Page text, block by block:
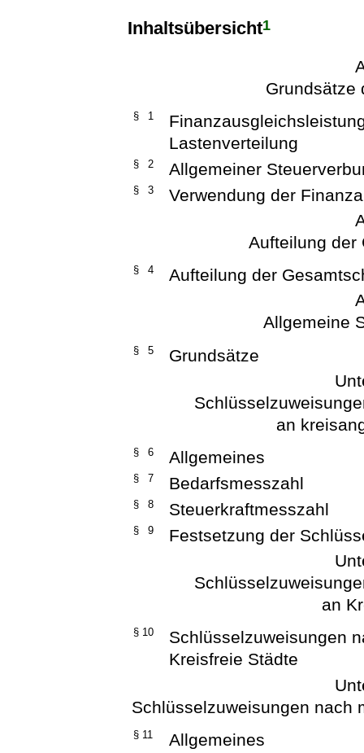
Inhaltsübersicht1
Grundsätze
§ 1
Lastenverteilung
§ 2 Allgemeiner
§ 3
Verwendung der
Aufteilung der
§ 4
Aufteilung der
Allgemeine
§ 5
Grundsätze
an
§ 6 Allgemeines
§ 7 Bedarfsmesszahl
§ 8 Steuerkraftmesszahl
§ 9
Festsetzung der
an
§ 10
Schlüsselzuweisungen
Kreisfreie Städte
Schlüsselzuweisungen nach
§ 11 Allgemeines